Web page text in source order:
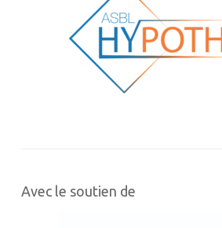
Avec le soutien de